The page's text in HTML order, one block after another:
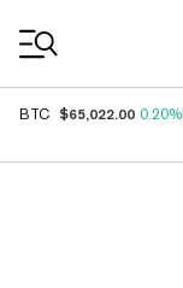
BTC $65,022.00 0.20%